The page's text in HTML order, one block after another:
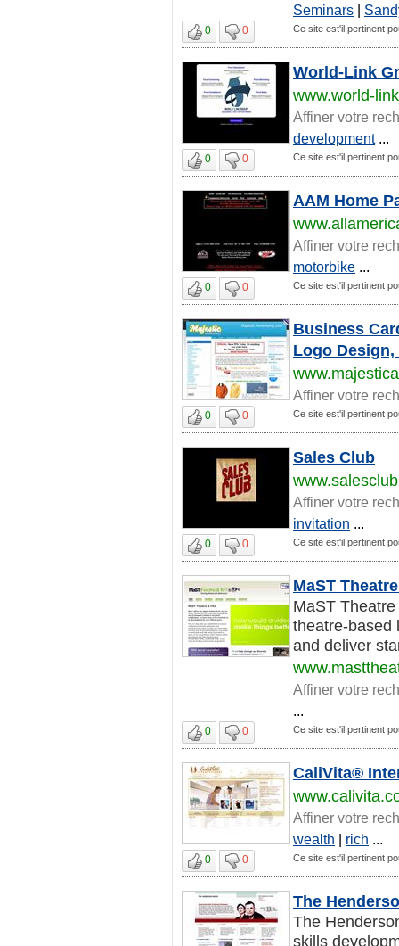
Seminars |
0 0 Ce site est'il pertinent
World-Link
www.world-
Affiner votre
development...
0 0 Ce site est'il pertinent
AAM Home
Affiner votre
motorbike ...
0 0 Ce site est'il pertinent
Business
Logo
Affiner votre
0 0 Ce site est'il pertinent
Sales Club
Affiner votre
invitation ...
0 0 Ce site est'il pertinent
MaST
MaST
theatre-based
and deliver
Affiner votre
...
0 0 Ce site est'il pertinent
CaliVita®
Affiner votre
wealth | rich ...
0 0 Ce site est'il pertinent
The
The
skills